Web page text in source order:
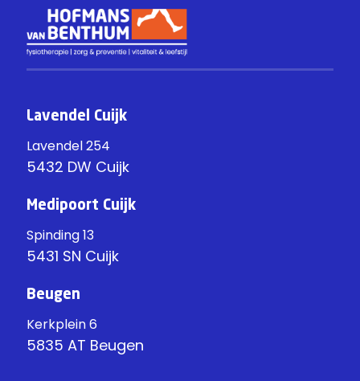
Lavendel Cuijk
Lavendel 254
5432 DW Cuijk
Medipoort Cuijk
Spinding 13
5431 SN Cuijk
Beugen
Kerkplein 6
5835 AT Beugen